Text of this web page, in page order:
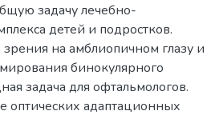
задачу лечебно-
детей и подростков.
на амблиопичном глазу и
бинокулярного
задача для офтальмологов.
оптических адаптационных